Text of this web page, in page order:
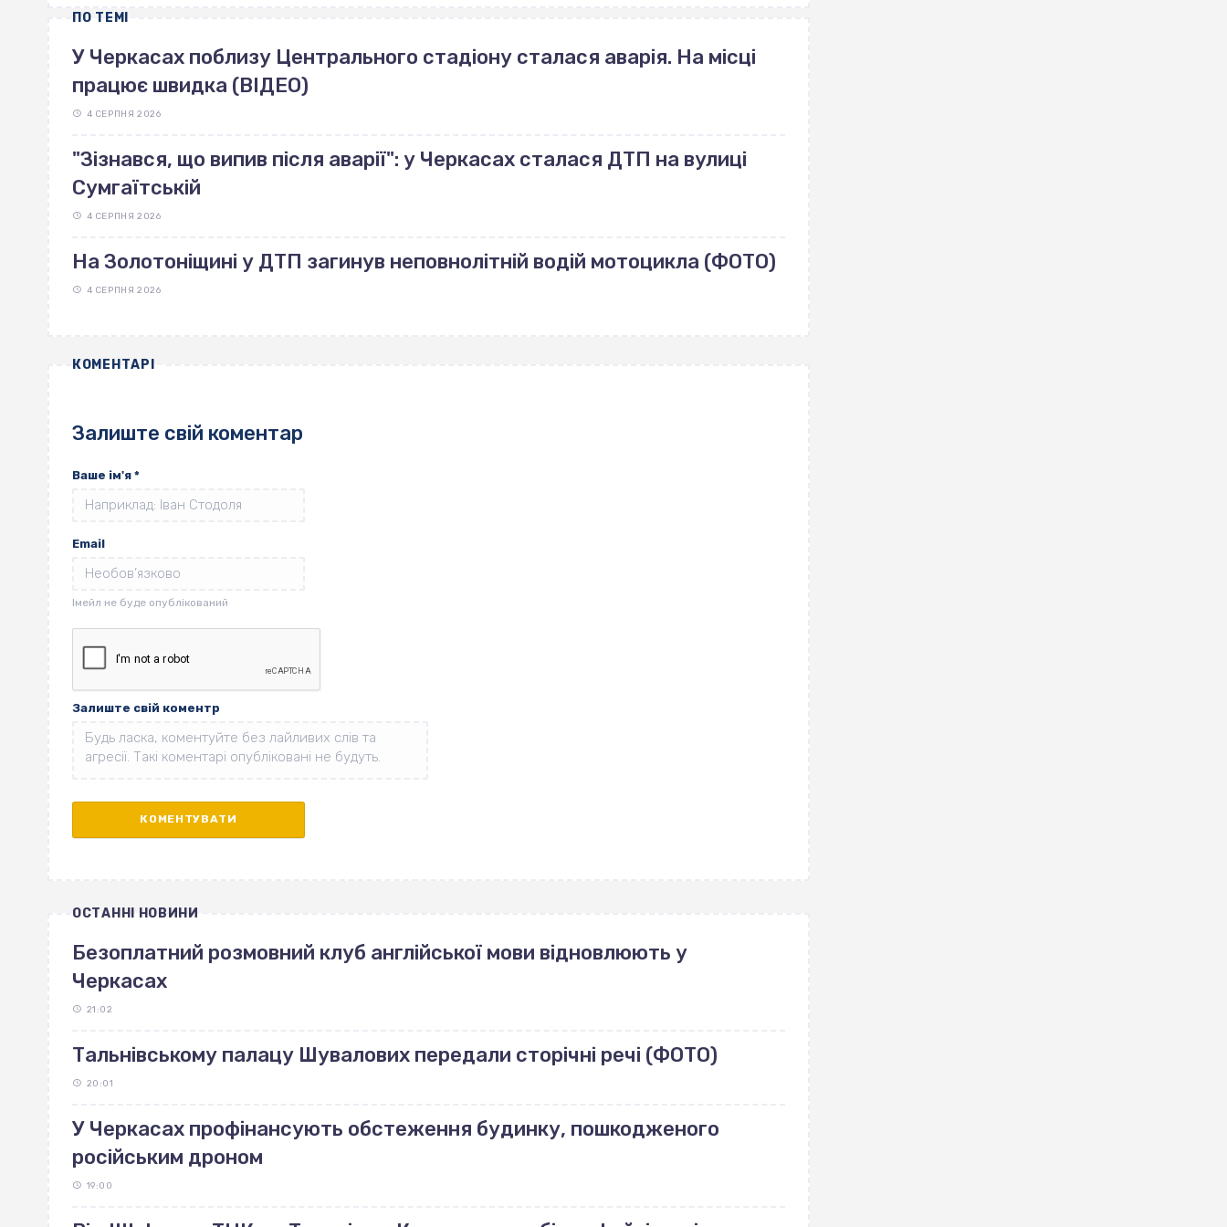
ПО ТЕМІ
У Черкасах поблизу Центрального стадіону сталася аварія. На місці
працює швидка (ВІДЕО)
4 СЕРПНЯ 2026
"Зізнався, що випив після аварії": у Черкасах сталася ДТП на вулиці
Сумгаїтській
4 СЕРПНЯ 2026
На Золотоніщині у ДТП загинув неповнолітній водій мотоцикла (ФОТО)
4 СЕРПНЯ 2026
КОМЕНТАРІ
Залиште свій коментар
Ваше ім'я *
Email
Залиште свій коментр
ОСТАННІ НОВИНИ
Безоплатний розмовний клуб англійської мови відновлюють у
Черкасах
21:02
Тальнівському палацу Шувалових передали сторічні речі (ФОТО)
20:01
У Черкасах профінансують обстеження будинку, пошкодженого
російським дроном
19:00